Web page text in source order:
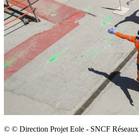
© © Direction Projet Eole - SNCF Réseaux